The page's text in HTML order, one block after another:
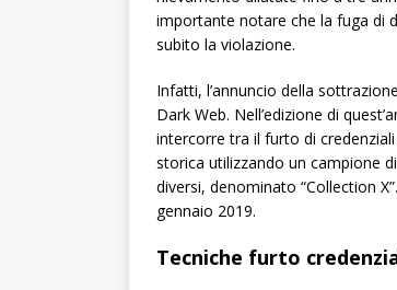
importante notare che la fuga di
subito la violazione.
Infatti, l’annuncio della
Dark Web. Nell’edizione di
intercorre tra il furto di
storica utilizzando un campione
diversi, denominato “Collection
gennaio 2019.
Tecniche furto